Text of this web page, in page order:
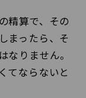
精算で、その
まったら、そ
なりません。
てならないと